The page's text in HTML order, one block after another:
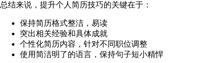
总结来说，提升个人简历技巧的关键在于：
保持简历格式整洁，易读
突出相关经验和具体成就
个性化简历内容，针对不同职位调整
使用简洁明了的语言，保持句子短小精悍